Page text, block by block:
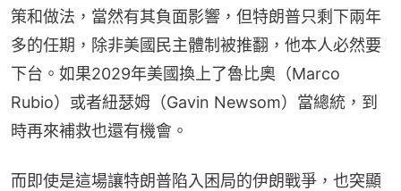
策和做法，當然有其負面影響，但特朗普只剩下兩年
多的任期，除非美國民主體制被推翻，他本人必然要
下台。如果2029年美國換上了魯比奧（Marco
Rubio）或者紐瑟姆（Gavin Newsom）當總統，到
時再來補救也還有機會。
而即使是這場讓特朗普陷入困局的伊朗戰爭，也突顯